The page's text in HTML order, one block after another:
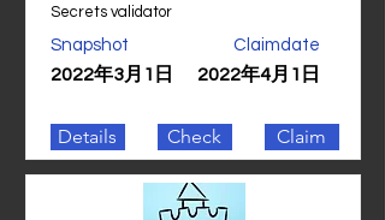
Secrets validator
Snapshot
2022年3月1日
Claimdate
2022年4月1日
Details Check Claim